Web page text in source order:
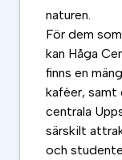
naturen.
För dem
kan Håga
finns en
kaféer, samt
centrala
särskilt
och